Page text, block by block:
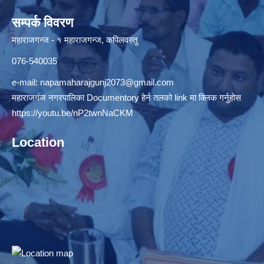
सम्पर्क विवरण
महाराजगन्ज - १ महाराजगन्ज, कपिलवस्तु
076-540035
e-mail: napamaharajgunj2073@gmail.com
महाराजगंज नगरपालिका Documentory हेर्न तलको link मा क्लिक गर्नुहोस
https://youtu.be/nP2twnNaCKM
Location